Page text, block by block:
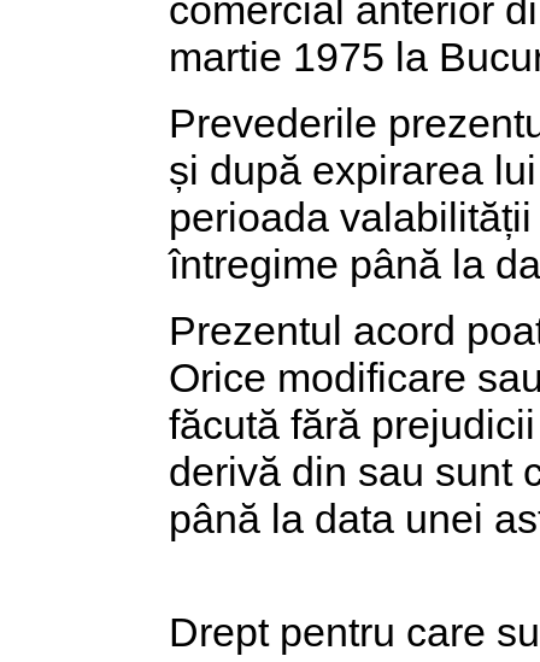
martie 1975 la
Prevederile
și după expirarea
perioada
întregime până la
Prezentul acord
Orice modificare
făcută fără
derivă din sau sunt
până la data unei
Drept pentru care